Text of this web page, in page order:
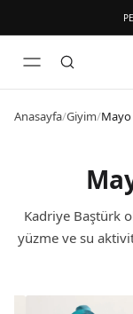
Anasayfa/Giyim/
Kadriye Baştürk
yüzme ve su
koleksiyon, suya